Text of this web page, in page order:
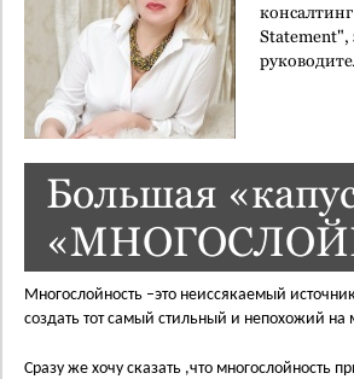
Statement",
Большая
Многослойность –это неиссякаемый
создать тот самый стильный и непохожий на
Cразу же хочу сказать ,что многослойность